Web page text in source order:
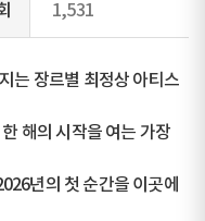
1,531
는 장르별 최정상 아티스
해의 시작을 여는 가장
년의 첫 순간을 이곳에